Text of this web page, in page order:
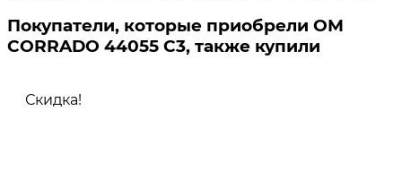
Покупатели, которые приобрели ОМ
CORRADO 44055 C3, также купили
Скидка!